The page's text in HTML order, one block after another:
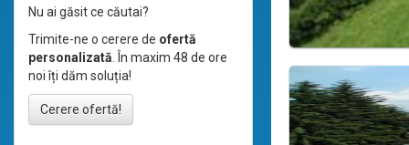
Nu ai găsit ce căutai?
Trimite-ne o cerere de ofertă
personalizată. În maxim 48 de ore
noi îți dăm soluția!
Cerere ofertă!